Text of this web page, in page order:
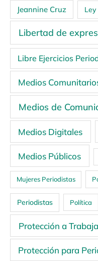
Jeannine Cruz Ley
Libertad de
Libre Ejercicios
Medios
Medios de
Medios Digitales
Medios Públicos
Mujeres Periodistas
Periodistas Política
Protección a
Protección para